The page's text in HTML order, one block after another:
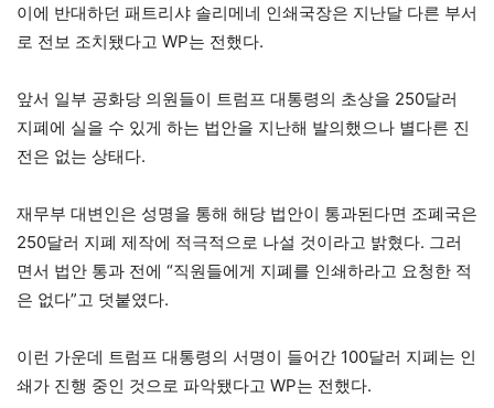
이에 반대하던 패트리샤 솔리메네 인쇄국장은 지난달 다른 부서
로 전보 조치됐다고 WP는 전했다.
앞서 일부 공화당 의원들이 트럼프 대통령의 초상을 250달러
지폐에 실을 수 있게 하는 법안을 지난해 발의했으나 별다른 진
전은 없는 상태다.
재무부 대변인은 성명을 통해 해당 법안이 통과된다면 조폐국은
250달러 지폐 제작에 적극적으로 나설 것이라고 밝혔다. 그러
면서 법안 통과 전에 “직원들에게 지폐를 인쇄하라고 요청한 적
은 없다”고 덧붙였다.
이런 가운데 트럼프 대통령의 서명이 들어간 100달러 지폐는 인
쇄가 진행 중인 것으로 파악됐다고 WP는 전했다.